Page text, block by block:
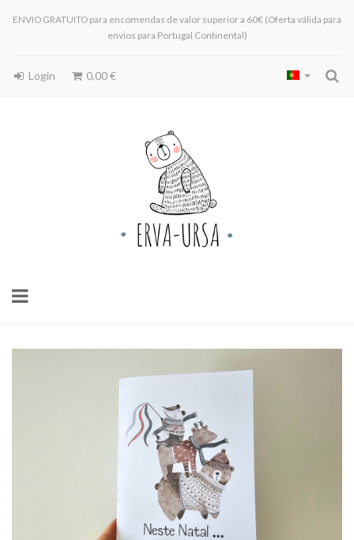
ENVIO GRATUITO para encomendas de valor superior a 60€ (Oferta válida para
envios para Portugal Continental)
Login 0,00 €
Toggle